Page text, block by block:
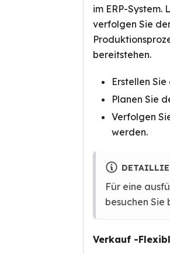
im ERP-
verfolgen Sie
bereitstehen.
Erstellen
Planen Sie
Verfolgen
werden.
Für eine
besuchen
Verkauf -